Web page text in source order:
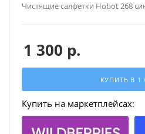
Чистящие салфетки Hobot 268
1 300 р.
КУПИТЬ В 1
Купить на маркетплейсах: